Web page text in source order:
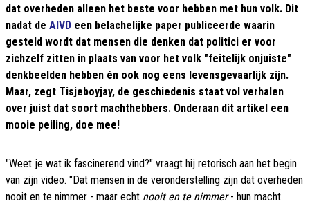
dat overheden alleen het beste voor hebben met hun volk. Dit
nadat de AIVD een belachelijke paper publiceerde waarin
gesteld wordt dat mensen die denken dat politici er voor
zichzelf zitten in plaats van voor het volk "feitelijk onjuiste"
denkbeelden hebben én ook nog eens levensgevaarlijk zijn.
Maar, zegt Tisjeboyjay, de geschiedenis staat vol verhalen
over juist dat soort machthebbers. Onderaan dit artikel een
mooie peiling, doe mee!
"Weet je wat ik fascinerend vind?" vraagt hij retorisch aan het begin
van zijn video. "Dat mensen in de veronderstelling zijn dat overheden
nooit en te nimmer - maar echt nooit en te nimmer- hun macht